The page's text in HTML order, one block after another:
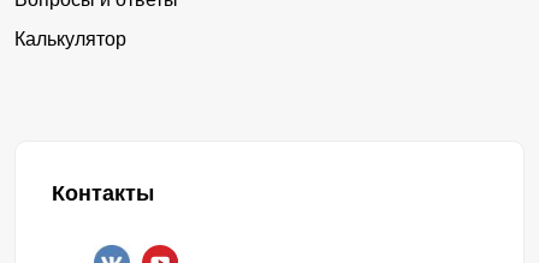
Калькулятор
Контакты